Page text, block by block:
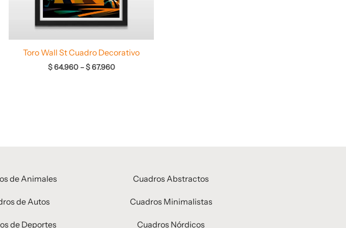
Toro Wall St Cuadro Decorativo
$64.960 –$67.960
de Animales
de Autos
de Deportes
Cuadros Abstractos
Cuadros Minimalistas
Cuadros Nórdicos